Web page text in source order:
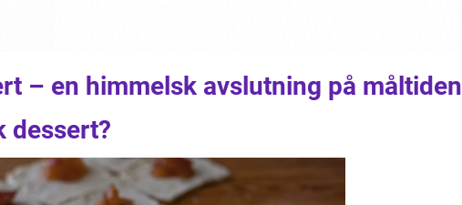
– en himmelsk avslutning på måltiden
dessert?